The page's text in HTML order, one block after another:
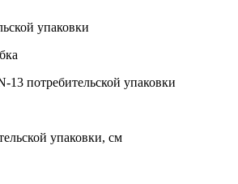
упаковки
потребительской упаковки
упаковки, см